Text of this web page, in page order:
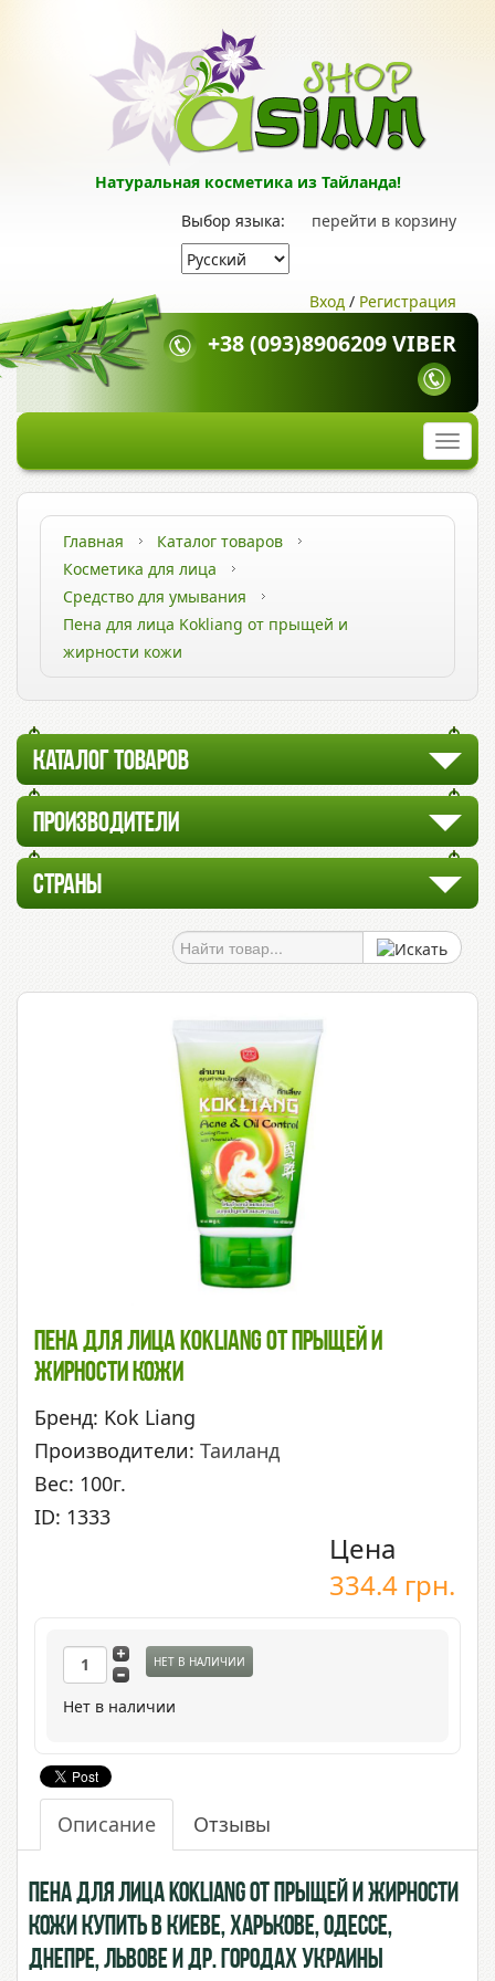
Натуральная косметика из Тайланда!
перейти в корзину
Выбор языка:
Вход / Регистрация
+38 (093)8906209 VIBER
Главная
Каталог товаров
Косметика для лица
Средство для умывания
Пена для лица Kokliang от прыщей и
жирности кожи
КАТАЛОГ ТОВАРОВ
ПРОИЗВОДИТЕЛИ
СТРАНЫ
Пена Для Лица Kokliang От Прыщей И
Жирности Кожи
Бренд: Kok Liang
Производители: Таиланд
Вес: 100г.
ID: 1333
Цена
334.4 грн.
НЕТ В НАЛИЧИИ
Нет в наличии
Описание Отзывы
Пена для лица Kokliang от прыщей и жирности
кожи купить в Киеве, Харькове, Одессе,
Днепре, Львове и др. городах Украины